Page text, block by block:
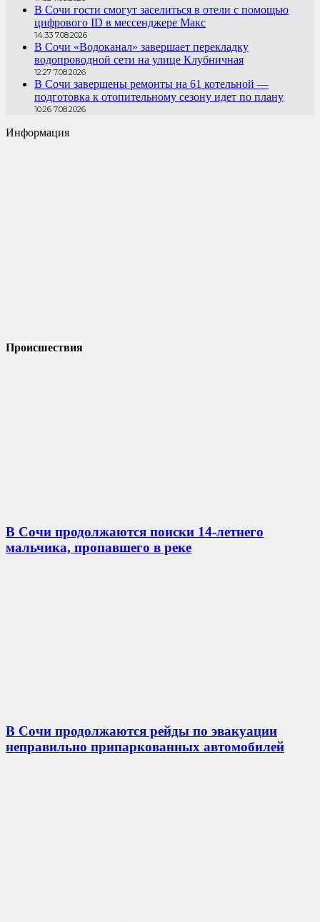
В Сочи гости смогут заселиться в отели с помощью
цифрового ID в мессенджере Макс
14:33 7.08.2026
В Сочи «Водоканал» завершает перекладку
водопроводной сети на улице Клубничная
12:27 7.08.2026
В Сочи завершены ремонты на 61 котельной —
подготовка к отопительному сезону идет по плану
10:26 7.08.2026
Информация
Происшествия
В Сочи продолжаются поиски 14-летнего
мальчика, пропавшего в реке
В Сочи продолжаются рейды по эвакуации
неправильно припаркованных автомобилей